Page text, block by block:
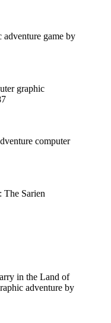
adventure game by
graphic
computer
The Sarien
in the Land of
adventure by